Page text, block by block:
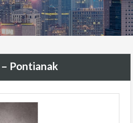
Pontianak